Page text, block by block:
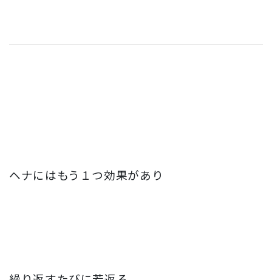
ヘナにはもう１つ効果があり